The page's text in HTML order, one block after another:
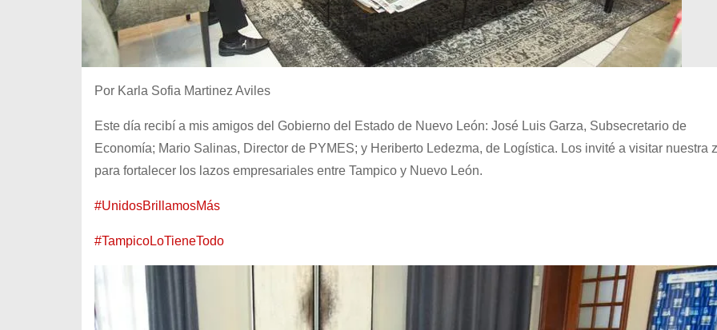
Por Karla Sofia Martinez Aviles
Este día recibí a mis amigos del Gobierno del Estado de Nuevo León: José Luis Garza, Subsecretario de
Economía; Mario Salinas, Director de PYMES; y Heriberto Ledezma, de Logística. Los invité a visitar nuestra
para fortalecer los lazos empresariales entre Tampico y Nuevo León.
#UnidosBrillamosMás
#TampicoLoTieneTodo